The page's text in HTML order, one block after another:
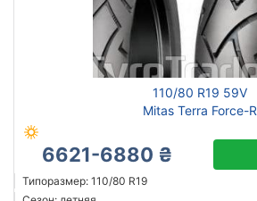
110/80 R19 59V
Mitas Terra Force-R
6621-6880 ₴
Типоразмер: 110/80 R19